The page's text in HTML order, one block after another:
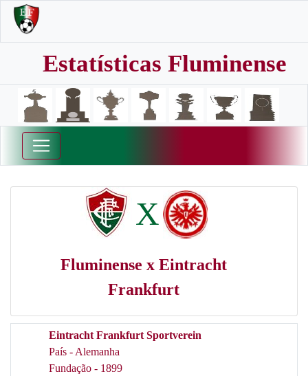
Estatísticas Fluminense
X
Fluminense x Eintracht
Frankfurt
Eintracht Frankfurt Sportverein
País - Alemanha
Fundação - 1899